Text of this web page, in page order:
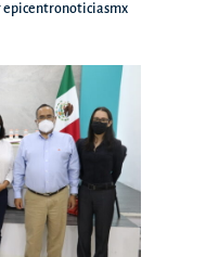
epicentronoticiasmx